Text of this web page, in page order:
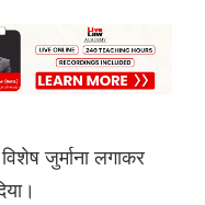
जुर्माना लगाकर